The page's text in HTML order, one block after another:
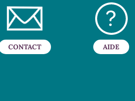
CONTACT AIDE